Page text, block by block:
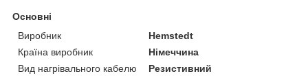
Основні
Виробник
Hemstedt
Країна виробник
Німеччина
Вид нагрівального кабелю
Резистивний